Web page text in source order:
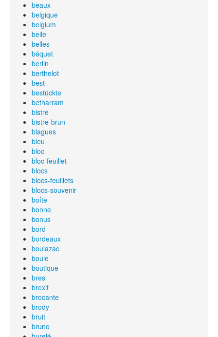
beaux
belgique
belgium
belle
belles
béquet
berlin
berthelot
best
bestückte
betharram
bistre
bistre-brun
blagues
bleu
bloc
bloc-feuillet
blocs
blocs-feuillets
blocs-souvenir
boîte
bonne
bonus
bord
bordeaux
boulazac
boule
boutique
bres
brexit
brocante
brody
bruit
bruno